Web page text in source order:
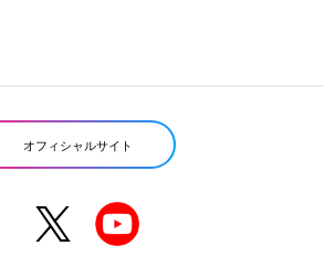
オフィシャルサイト